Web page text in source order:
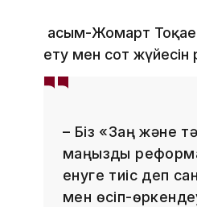
Қасым-Жомарт
ету мен сот жүйесін
– Біз «Заң және
маңызды
енуге тиіс деп
мен өсіп-